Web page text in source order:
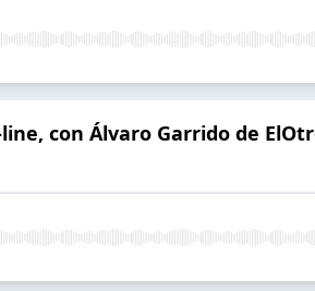
con Álvaro Garrido de